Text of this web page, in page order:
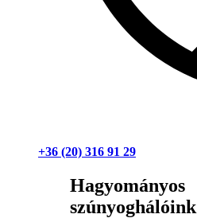
+36 (20) 316 91 29
Hagyományos
szúnyoghálóink